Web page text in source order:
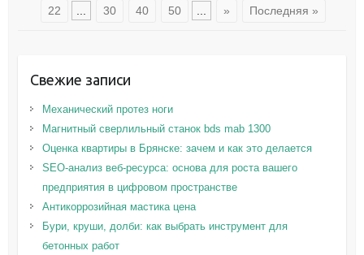
22 ... 30 40 50 ... » Последняя »
Свежие записи
Механический протез ноги
Магнитный сверлильный станок bds mab 1300
Оценка квартиры в Брянске: зачем и как это делается
SEO-анализ веб-ресурса: основа для роста вашего
предприятия в цифровом пространстве
Антикоррозийная мастика цена
Бури, круши, долби: как выбрать инструмент для
бетонных работ